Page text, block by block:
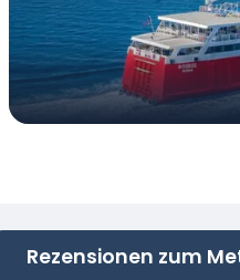
Rezensionen zum